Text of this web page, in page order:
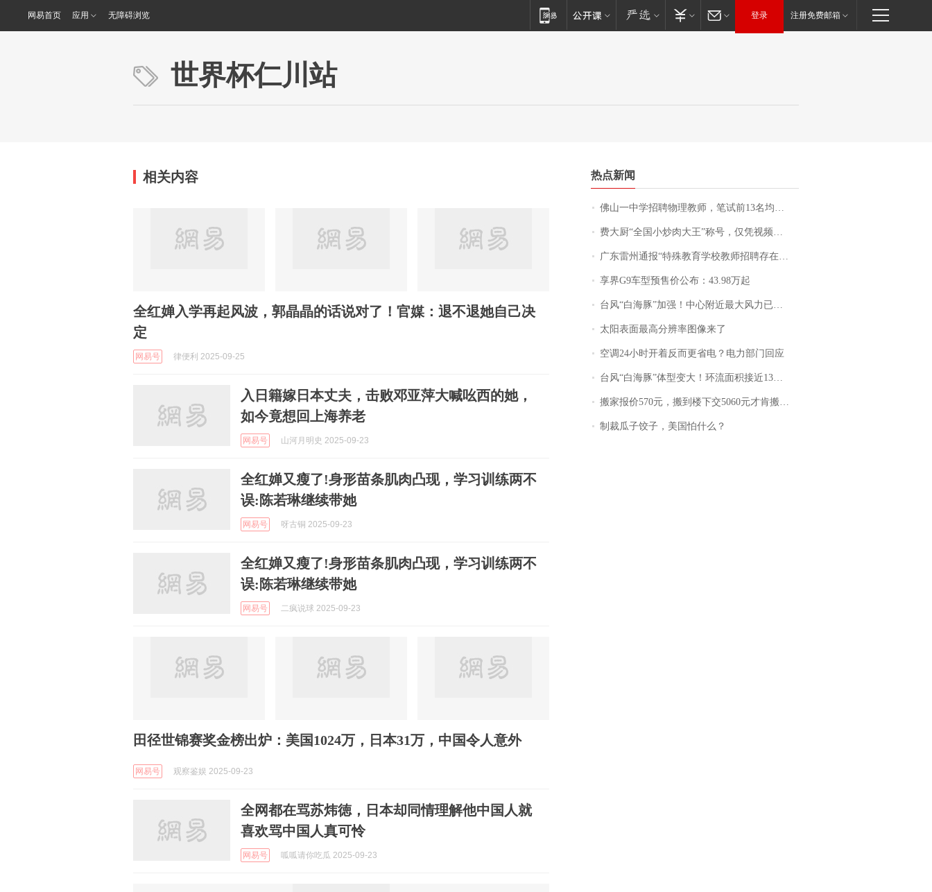
网易首页 应用 无障碍浏览 登录 注册免费邮箱
世界杯仁川站
相关内容
全红婵入学再起风波，郭晶晶的话说对了！官媒：退不退她自己决
定
网易号 律便利 2025-09-25
入日籍嫁日本丈夫，击败邓亚萍大喊吆西的她，
如今竟想回上海养老
网易号 山河月明史 2025-09-23
全红婵又瘦了!身形苗条肌肉凸现，学习训练两不
误:陈若琳继续带她
网易号 呀古铜 2025-09-23
全红婵又瘦了!身形苗条肌肉凸现，学习训练两不
误:陈若琳继续带她
网易号 二疯说球 2025-09-23
田径世锦赛奖金榜出炉：美国1024万，日本31万，中国令人意外
网易号 观察鉴娱 2025-09-23
全网都在骂苏炜徳，日本却同情理解他中国人就
喜欢骂中国人真可怜
网易号 呱呱请你吃瓜 2025-09-23
热点新闻
佛山一中学招聘物理教师，笔试前13名均遭淘汰？教育局：已叫停招聘，成立调查组全面核查
费大厨“全国小炒肉大王”称号，仅凭视频评出？中国烹饪协会回应
广东雷州通报“特殊教育学校教师招聘存在违规行为”：已启动问责程序 副校长被停职
享界G9车型预售价公布：43.98万起
台风“白海豚”加强！中心附近最大风力已达15级 最新研判
太阳表面最高分辨率图像来了
空调24小时开着反而更省电？电力部门回应
台风“白海豚”体型变大！环流面积接近13个浙江那么大
搬家报价570元，搬到楼下交5060元才肯搬上楼！女子傻眼了……
制裁瓜子饺子，美国怕什么？